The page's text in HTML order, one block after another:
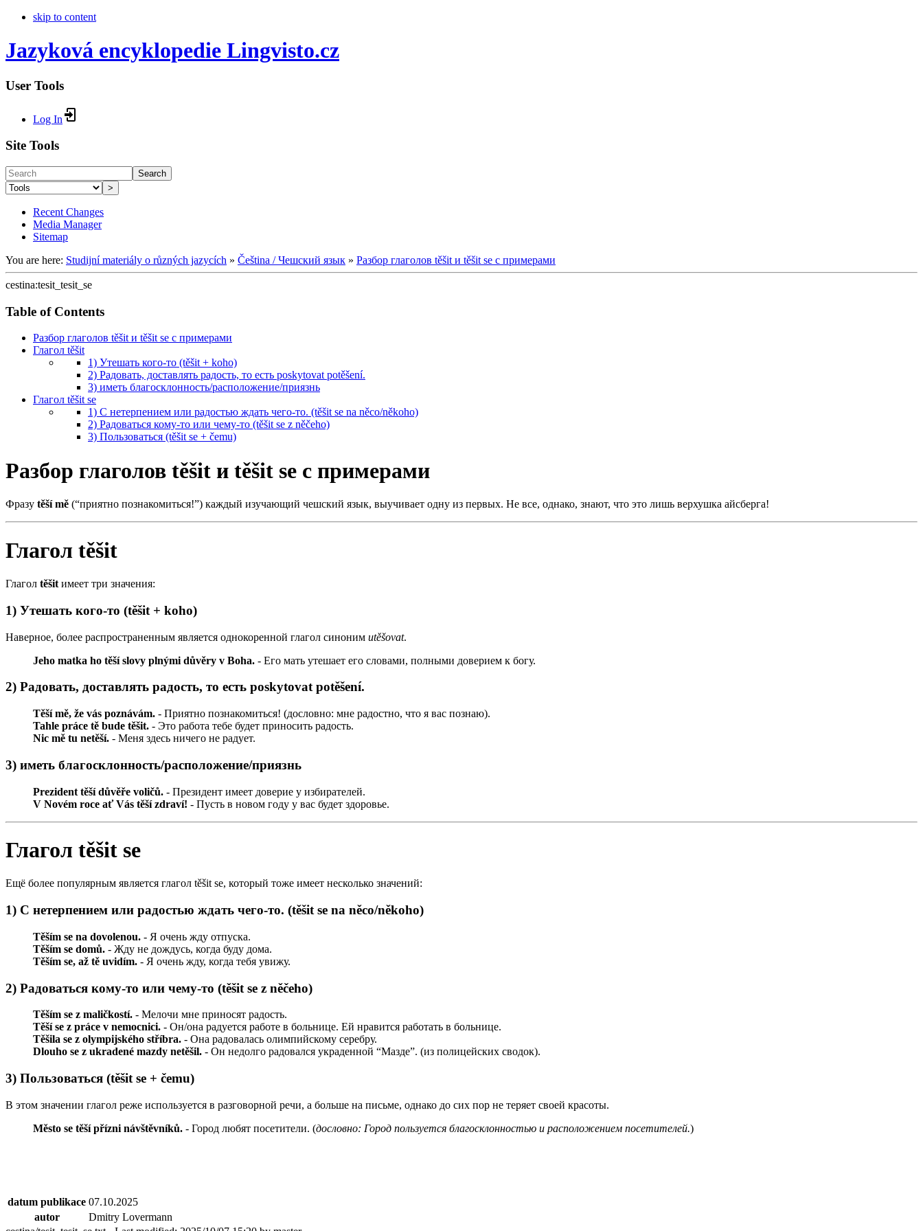
skip to content
Jazyková encyklopedie Lingvisto.cz
User Tools
Log In
Site Tools
Search
>
Recent Changes
Media Manager
Sitemap
You are here: Studijní materiály o různých jazycích » Čeština / Чешский язык » Разбор глаголов těšit и těšit se с примерами
cestina:tesit_tesit_se
Table of Contents
Разбор глаголов těšit и těšit se с примерами
Глагол těšit
1) Утешать кого-то (těšit + koho)
2) Радовать, доставлять радость, то есть poskytovat potěšení.
3) иметь благосклонность/расположение/приязнь
Глагол těšit se
1) С нетерпением или радостью ждать чего-то. (těšit se na něco/někoho)
2) Радоваться кому-то или чему-то (těšit se z něčeho)
3) Пользоваться (těšit se + čemu)
Разбор глаголов těšit и těšit se с примерами
Фразу těší mě (“приятно познакомиться!”) каждый изучающий чешский язык, выучивает одну из первых. Не все, однако, знают, что это лишь верхушка айсберга!
Глагол těšit
Глагол těšit имеет три значения:
1) Утешать кого-то (těšit + koho)
Наверное, более распространенным является однокоренной глагол синоним utěšovat.
Jeho matka ho těší slovy plnými důvěry v Boha. - Его мать утешает его словами, полными доверием к богу.
2) Радовать, доставлять радость, то есть poskytovat potěšení.
Těší mě, že vás poznávám. - Приятно познакомиться! (дословно: мне радостно, что я вас познаю).
Tahle práce tě bude těšit. - Это работа тебе будет приносить радость.
Nic mě tu netěší. - Меня здесь ничего не радует.
3) иметь благосклонность/расположение/приязнь
Prezident těší důvěře voličů. - Президент имеет доверие у избирателей.
V Novém roce ať Vás těší zdraví! - Пусть в новом году у вас будет здоровье.
Глагол těšit se
Ещё более популярным является глагол těšit se, который тоже имеет несколько значений:
1) С нетерпением или радостью ждать чего-то. (těšit se na něco/někoho)
Těším se na dovolenou. - Я очень жду отпуска.
Těším se domů. - Жду не дождусь, когда буду дома.
Těším se, až tě uvidím. - Я очень жду, когда тебя увижу.
2) Радоваться кому-то или чему-то (těšit se z něčeho)
Těším se z maličkostí. - Мелочи мне приносят радость.
Těší se z práce v nemocnici. - Он/она радуется работе в больнице. Ей нравится работать в больнице.
Těšila se z olympijského stříbra. - Она радовалась олимпийскому серебру.
Dlouho se z ukradené mazdy netěšil. - Он недолго радовался украденной “Мазде”. (из полицейских сводок).
3) Пользоваться (těšit se + čemu)
В этом значении глагол реже используется в разговорной речи, а больше на письме, однако до сих пор не теряет своей красоты.
Město se těší přízni návštěvníků. - Город любят посетители. (дословно: Город пользуется благосклонностью и расположением посетителей.)
datum publikace 07.10.2025
autor
Dmitry Lovermann